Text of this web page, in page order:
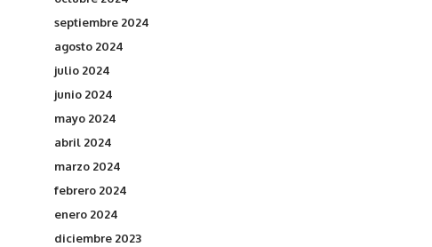
septiembre 2024
agosto 2024
julio 2024
junio 2024
mayo 2024
abril 2024
marzo 2024
febrero 2024
enero 2024
diciembre 2023